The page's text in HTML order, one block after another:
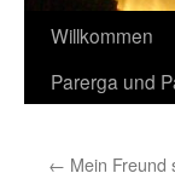
Skip
Willkommen
Parerga und
← Mein Freund